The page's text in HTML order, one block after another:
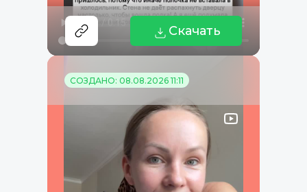
Скачать
СОЗДАНО: 08.08.2026 11:11